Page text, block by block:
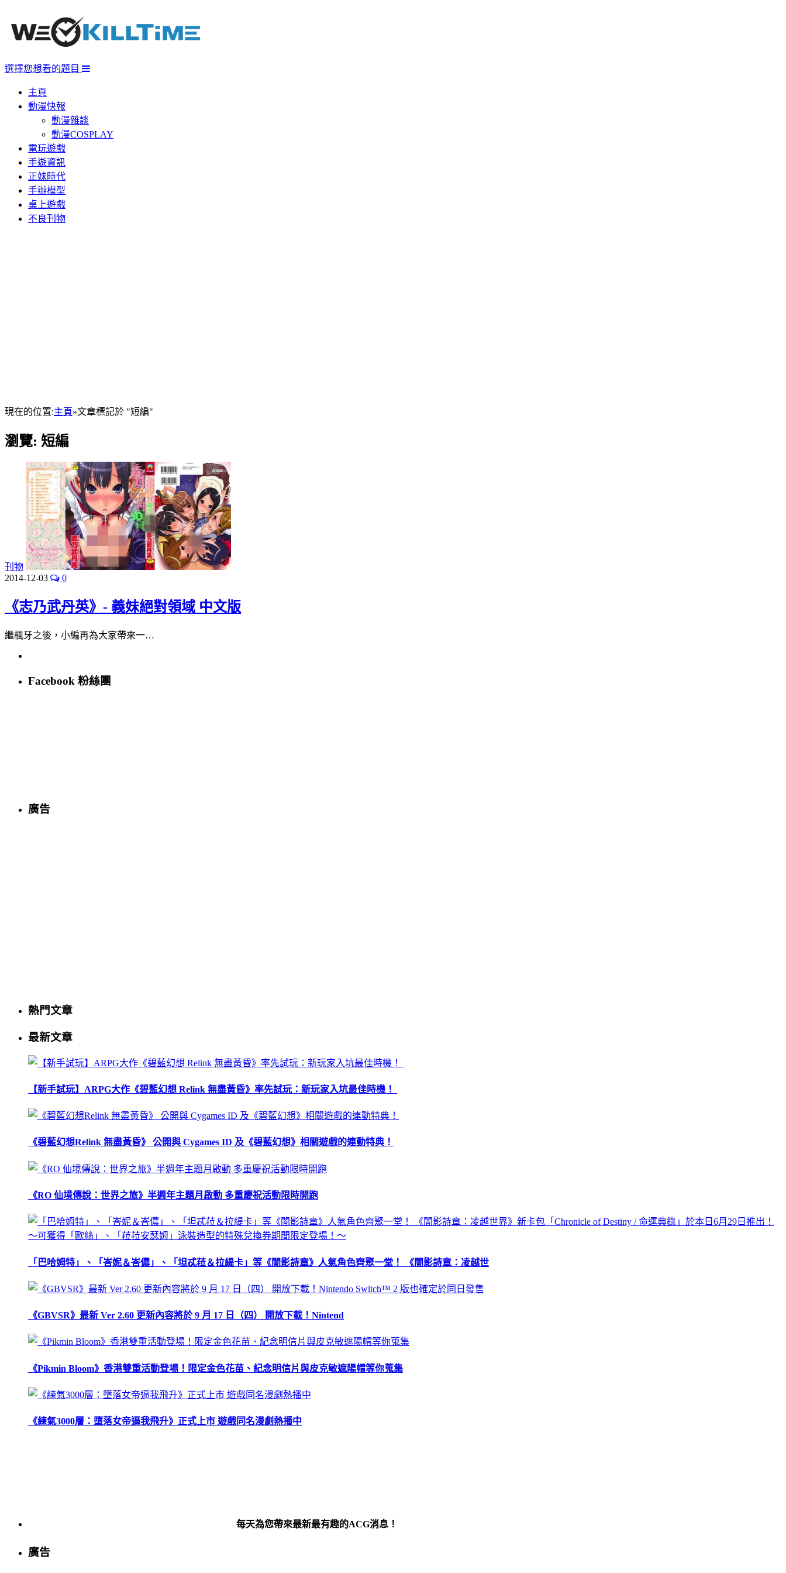
選擇您想看的題目
主頁
動漫快報
動漫雜談
動漫COSPLAY
電玩遊戲
手遊資訊
正妹時代
手辦模型
桌上遊戲
不良刊物
現在的位置:主頁»文章標記於 "短編"
瀏覽: 短編
刊物
2014-12-03
0
《志乃武丹英》- 義妹絕對領域 中文版
繼楓牙之後，小編再為大家帶來一…
Facebook 粉絲團
廣告
熱門文章
最新文章
【新手試玩】ARPG大作《碧藍幻想 Relink 無盡黃昏》率先試玩：新玩家入坑最佳時機！
《碧藍幻想Relink 無盡黃昏》 公開與 Cygames ID 及《碧藍幻想》相關遊戲的連動特典！
《RO 仙境傳說：世界之旅》半週年主題月啟動 多重慶祝活動限時開跑
「巴哈姆特」、「峇妮＆峇儂」、「坦忒菈＆拉緹卡」等《闇影詩章》人氣角色齊聚一堂！ 《闇影詩章：凌越世
《GBVSR》最新 Ver 2.60 更新內容將於 9 月 17 日（四） 開放下載！Nintend
《Pikmin Bloom》香港雙重活動登場！限定金色花苗、紀念明信片與皮克敏遮陽帽等你蒐集
《練氣3000層：墮落女帝逼我飛升》正式上市 遊戲同名漫劇熱播中
每天為您帶來最新最有趣的ACG消息！
廣告